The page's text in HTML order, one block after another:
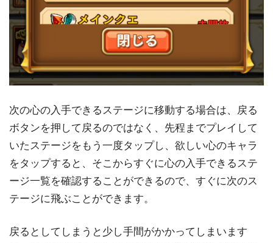
次の心の入手できるステージに移動する場合は、戻る
ボタンを押して戻るのではなく、先程までプレイして
いたステージをもう一度タップし、欲しい心のキャラ
をタップすると、そこからすぐに心の入手できるステ
ージ一覧を確認することができるので、すぐに次のス
テージに飛ぶことができます。
戻るとしてしまうと少し手間がかかってしまいます